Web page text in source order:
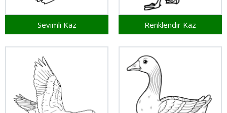
Sevimli Kaz Renklendir Kaz